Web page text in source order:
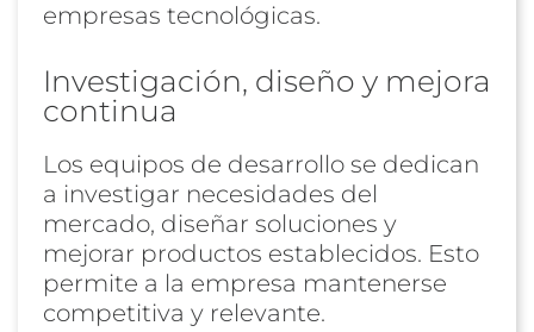
empresas tecnológicas.
Investigación, diseño y mejora
continua
Los equipos de desarrollo se dedican
a investigar necesidades del
mercado, diseñar soluciones y
mejorar productos establecidos. Esto
permite a la empresa mantenerse
competitiva y relevante.